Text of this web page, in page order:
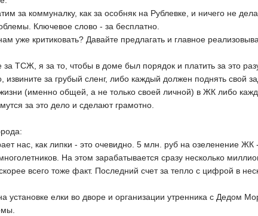
за коммуналку, как за особняк на Рублевке, и ничего не
Ключевое слово - за бесплатно.
уже критиковать? Давайте предлагать и главное
ТСЖ, я за то, чтобы в доме был порядок и платить за это
извините за грубый сленг, либо каждый должен поднять свой
(именно общей, а не только своей личной) в ЖК либо
за это дело и сделают грамотно.
нас, как липки - это очевидно. 5 млн. руб на озеленение
На этом зарабатывается сразу несколько
всего тоже факт. Последний счет за тепло с цифрой в
установке елки во дворе и организации утренника с Дедом